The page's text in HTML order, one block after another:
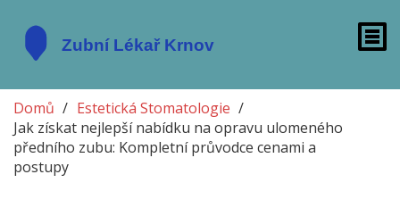
Domů
Estetická Stomatologie
Jak získat nejlepší nabídku na opravu ulomeného
předního zubu: Kompletní průvodce cenami a
postupy